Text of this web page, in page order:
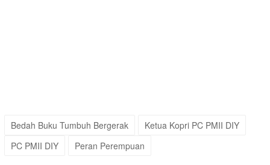
Bedah Buku Tumbuh Bergerak
Ketua Kopri PC PMII DIY
PC PMII DIY
Peran Perempuan